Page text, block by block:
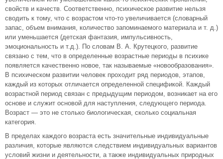
свойств и качеств. Соответственно, психическое развитие нельзя
сводить к тому, что с возрастом что-то увеличивается (словарный
запас, объем внимания, количество запоминаемого материала и т. д.)
или уменьшается (детская фантазия, импульсивность,
эмоциональность и т.д.). По словам В. А. Крутецкого, развитие
связано с тем, что в определенные возрастные периоды в психике
появляется качественно новое, так называемые «новообразования».
В психическом развитии человек проходит ряд периодов, этапов,
каждый из которых отличается определенной спецификой. Каждый
возрастной период связан с предыдущим периодом, возникает на его
основе и служит основой для наступления, следующего периода.
Возраст — это не столько биологическая, сколько социальная
категория.
В пределах каждого возраста есть значительные индивидуальные
различия, которые являются следствием индивидуальных вариантов
условий жизни и деятельности, а также индивидуальных природных